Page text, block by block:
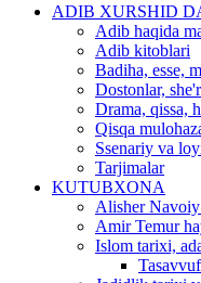
ADIB XURSHID
Adib haqida
Adib kitoblari
Badiha, esse,
Dostonlar,
Drama, qissa,
Qisqa
Ssenariy va
Tarjimalar
KUTUBXONA
Alisher
Amir Temur
Islom tarixi,